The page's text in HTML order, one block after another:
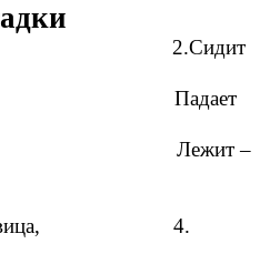
2.Сидит
Падает
Лежит –
девица, 4.